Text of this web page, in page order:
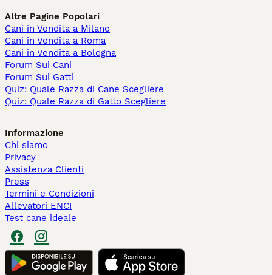
Altre Pagine Popolari
Cani in Vendita a Milano
Cani in Vendita a Roma
Cani in Vendita a Bologna
Forum Sui Cani
Forum Sui Gatti
Quiz: Quale Razza di Cane Scegliere
Quiz: Quale Razza di Gatto Scegliere
Informazione
Chi siamo
Privacy
Assistenza Clienti
Press
Termini e Condizioni
Allevatori ENCI
Test cane ideale